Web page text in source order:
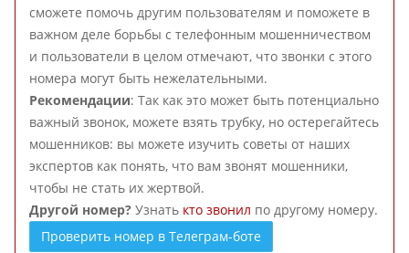
сможете помочь другим пользователям и поможете в
важном деле борьбы с телефонным мошенничеством
и пользователи в целом отмечают, что звонки с этого
номера могут быть нежелательными.
Рекомендации: Так как это может быть потенциально
важный звонок, можете взять трубку, но остерегайтесь
мошенников: вы можете изучить советы от наших
экспертов как понять, что вам звонят мошенники,
чтобы не стать их жертвой.
Другой номер? Узнать кто звонил по другому номеру.
Проверить номер в Телеграм-боте